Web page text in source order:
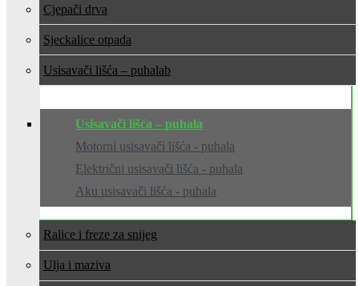
Cjepači drva
Sjeckalice otpada
Usisavači lišća – puhala
Usisavači lišća – puhala
Motorni usisavači lišća - puhala
Električni usisavači lišća - puhala
Aku usisavači lišća - puhala
Ralice i freze za snijeg
Ulja i maziva